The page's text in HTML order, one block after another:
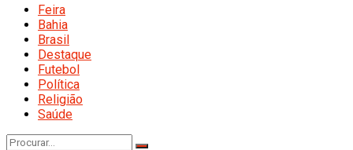
Feira
Bahia
Brasil
Destaque
Futebol
Política
Religião
Saúde